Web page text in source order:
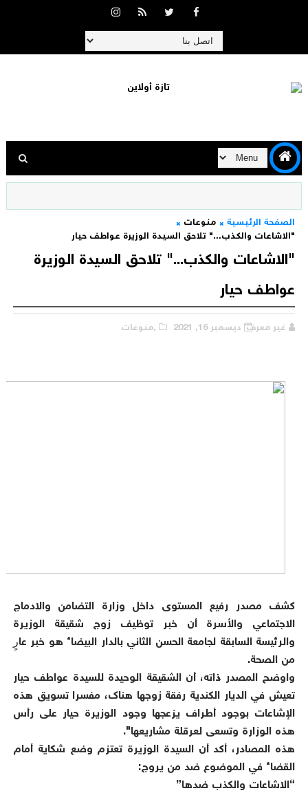
الصفحة الرئيسية
منوعات
"الاشاعات والكذب..." تلاحق السيدة الوزيرة عواطف حيار
"الاشاعات والكذب..." تلاحق السيدة الوزيرة
عواطف حيار
غير معرف ديسمبر 16, 2021 ,منوعات
كشف مصدر رفيع المستوى داخل وزارة التضامن والادماج
الاجتماعي والأسرة أن خبر توظيف زوج شقيقة الوزيرة
والرئيسة السابقة لجامعة الحسن الثاني بالدار البيضاء هو خبر عارٍ
من الصحة.
واوضح المصدر ذاته، أن الشقيقة الوحيدة للسيدة عواطف حيار
تعيش في الديار الكندية رفقة زوجها هناك، مفسرا تسويق هذه
الإشاعات بوجود أطراف يزعجها وجود الوزيرة حيار على رأس
هذه الوزارة وتسعى لعرقلة مشاريعها".
هذه المصادر، أكد أن السيدة الوزيرة تعتزم وضع شكاية أمام
القضاء في الموضوع ضد من يروج:
“الاشاعات والكذب ضدها”